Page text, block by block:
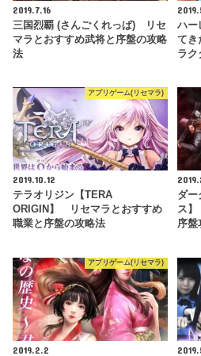
2019.7.16
三国烈覇 (さんごくれっぱ) リセ
マラとおすすめ武将と序盤の攻略
法
ハー
てき
ラ
アプリゲーム(リセマラ)
2019.10.12
テラオリジン【TERA
ORIGIN】 リセマラとおすすめ
職業と序盤の攻略法
ダー
ス
序盤
アプリゲーム(リセマラ)
2019.2.2